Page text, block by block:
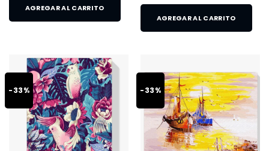
AGREGAR AL CARRITO
AGREGAR AL CARRITO
-33% -33%